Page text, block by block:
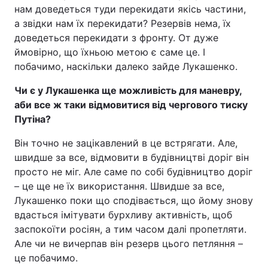
нам доведеться туди перекидати якісь частини,
а звідки нам їх перекидати? Резервів нема, їх
доведеться перекидати з фронту. От дуже
ймовірно, що їхньою метою є саме це. І
побачимо, наскільки далеко зайде Лукашенко.
Чи є у Лукашенка ще можливість для маневру,
аби все ж таки відмовитися від чергового тиску
Путіна?
Він точно не зацікавлений в це встрягати. Але,
швидше за все, відмовити в будівництві доріг він
просто не міг. Але саме по собі будівництво доріг
– це ще не їх використання. Швидше за все,
Лукашенко поки що сподівається, що йому знову
вдасться імітувати бурхливу активність, щоб
заспокоїти росіян, а тим часом далі пропетляти.
Але чи не вичерпав він резерв цього петляння –
це побачимо.